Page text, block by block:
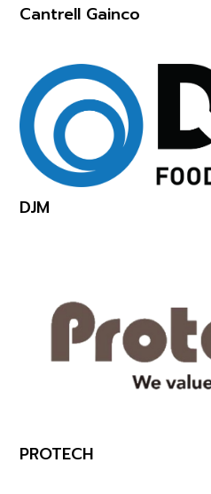
Cantrell Gainco
DJM
PROTECH